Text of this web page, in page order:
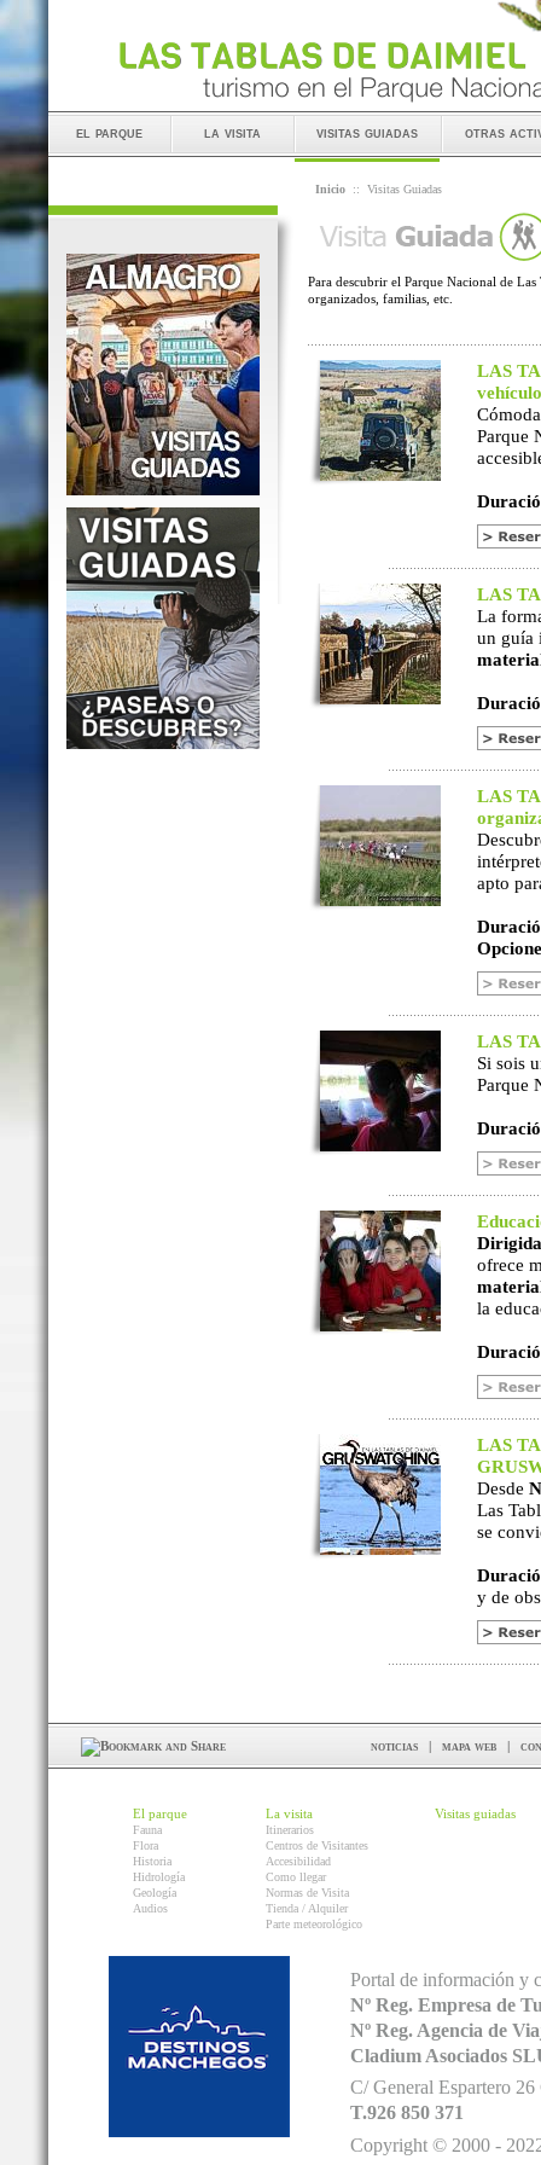
el parque la visita visitas guiadas otras
Inicio :: Visitas Guiadas
Para descubrir el Parque Nacional de
organizados, familias, etc.
LAS
vehículo
Parque
LAS
La
un guía
LAS
apto
LAS
Si sois
Parque
ofrece
la
LAS
Desde
Las
se
y de
noticias | mapa web |
El parque
Fauna
Flora
Historia
Hidrología
Geología
Audios
La visita
Itinerarios
Centros de Visitantes
Accesibilidad
Como llegar
Normas de Visita
Tienda / Alquiler
Parte meteorológico
Visitas guiadas
Portal de información y
Nº Reg. Empresa de
Nº Reg. Agencia de
Cladium Asociados
C/ General Espartero
T.926 850 371
Copyright © 2000 -